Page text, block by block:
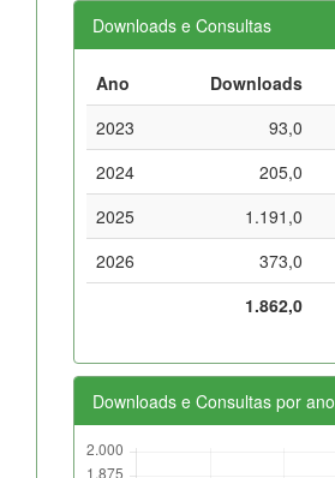
Downloads e Consultas
Ano Downloads
2023
93,0
2024
205,0
2025
1.191,0
2026
373,0
1.862,0
Downloads e Consultas por ano